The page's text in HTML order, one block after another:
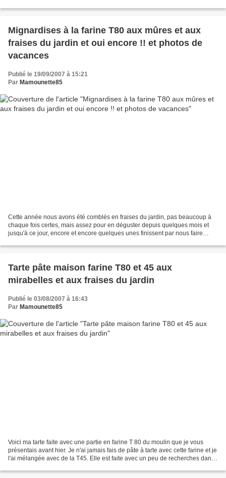
Mignardises à la farine T80 aux mûres et aux
fraises du jardin et oui encore !! et photos de
vacances
Publié le 19/09/2007 à 15:21
Par Mamounette85
Cette année nous avons été comblés en fraises du jardin, pas beaucoup à
chaque fois certes, mais assez pour en déguster depuis quelques mois et
jusqu'à ce jour, encore et encore quelques unes finissent par nous faire
Tarte pâte maison farine T80 et 45 aux
mirabelles et aux fraises du jardin
Publié le 03/08/2007 à 16:43
Par Mamounette85
Voici ma tarte faite avec une partie en farine T 80 du moulin que je vous
présentais avant hier. Je n'ai jamais fais de pâte à tarte avec cette farine et je
l'ai mélangée avec de la T45. Elle est faite avec un peu de recherches dans